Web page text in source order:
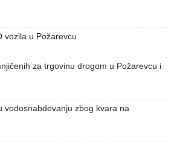
vozila u Požarevcu
za trgovinu drogom u Požarevcu i
vodosnabdevanju zbog kvara na